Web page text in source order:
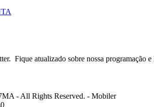
Fique atualizado sobre nossa programação e
- All Rights Reserved. - Mobiler
0